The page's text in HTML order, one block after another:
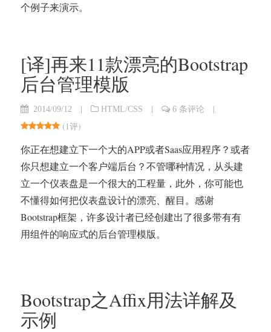
个例子来演示。
[译]再来11款漂亮的Bootstrap
后台管理模版
2014/09/12 | HTML/CSS | 6 条评论
|
(1评)
你正在想建立下一个大的APP或者Saas应用程序？或者
你只想建立一个客户端后台？不管哪种情况，从头建
立一个仪表盘是一个很大的工程量，此外，你可能也
不懂得如何把仪表盘设计的漂亮、醒目。感谢
Bootstrap框架，许多设计者已经创建出了很多带有有
用组件的响应式的后台管理模版。
Bootstrap之Affix用法详解及
示例